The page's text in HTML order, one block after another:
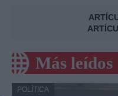
Más leídos
POLÍTICA